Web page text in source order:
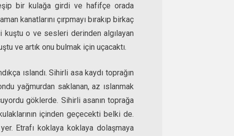
bir kulağa girdi ve hafifçe orada
kanatlarını çırpmayı bırakıp birkaç
kuştu o ve sesleri derinden algılayan
ve artık onu bulmak için uçacaktı.
ıslandı. Sihirli asa kaydı toprağın
yağmurdan saklanan, az ıslanmak
göklerde. Sihirli asanın toprağa
içinden geçecekti belki de.
Etrafı koklaya koklaya dolaşmaya